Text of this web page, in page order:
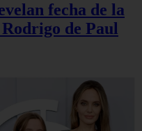
fecha de la
de Paul